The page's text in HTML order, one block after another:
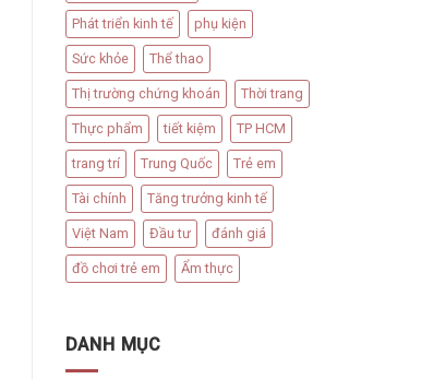
Phát triển kinh tế phụ kiện
Sức khỏe Thể thao
Thị trường chứng khoán Thời trang
Thực phẩm tiết kiệm TP HCM
trang trí Trung Quốc Trẻ em
Tài chính Tăng trưởng kinh tế
Việt Nam Đầu tư đánh giá
đồ chơi trẻ em Ẩm thực
DANH MỤC